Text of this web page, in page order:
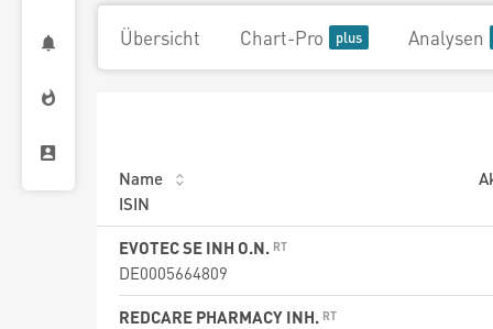
Übersicht Chart-Pro Analysen
Name
ISIN
EVOTEC SE INH O.N.
DE0005664809
REDCARE PHARMACY INH.